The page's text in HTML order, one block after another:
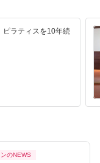
ピラティスを10年続
のNEWS